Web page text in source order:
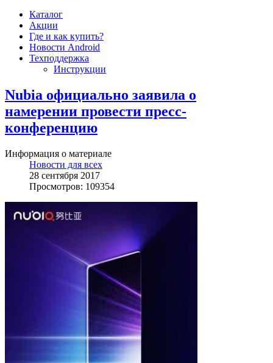
Каталог
Акции
Где и как купить?
Новости Android
Техподдержка
Инструкции
Nubia официально заявила о
намерении провести пресс-
конференцию
Информация о материале
Новости для всех
28 сентября 2017
Просмотров: 109354